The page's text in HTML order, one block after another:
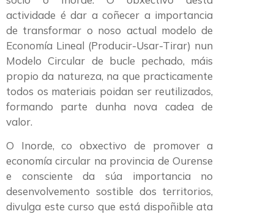
actividade é dar a coñecer a importancia
de transformar o noso actual modelo de
Economía Lineal (Producir-Usar-Tirar) nun
Modelo Circular de bucle pechado, máis
propio da natureza, na que practicamente
todos os materiais poidan ser reutilizados,
formando parte dunha nova cadea de
valor.
O Inorde, co obxectivo de promover a
economía circular na provincia de Ourense
e consciente da súa importancia no
desenvolvemento sostible dos territorios,
divulga este curso que está dispoñible ata